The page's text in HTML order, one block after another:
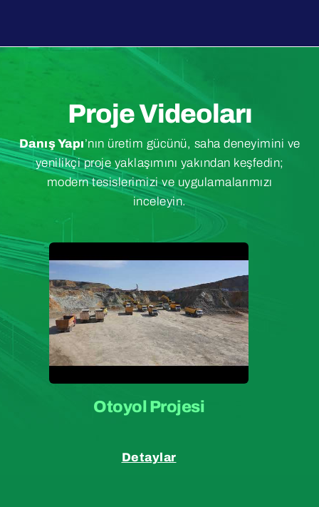
Proje Videoları
Danış Yapı’nın üretim gücünü, saha deneyimini ve
yenilikçi proje yaklaşımını yakından keşfedin;
modern tesislerimizi ve uygulamalarımızı
inceleyin.
Otoyol Projesi
Detaylar